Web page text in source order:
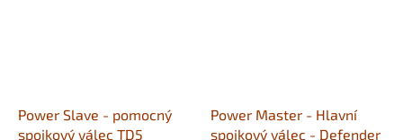
Power Slave - pomocný
spojkový válec TD5
Power Master - Hlavní
spojkový válec - Defender